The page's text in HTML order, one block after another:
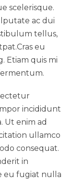
scelerisque.
ac dui
tellus,
eu
Etiam quis mi
incididunt
Ut enim ad
ullamco
consequat.
in
eu fugiat nulla